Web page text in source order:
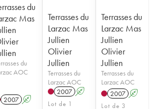
du
Mas
du
AOC
2007 A
Terrasses du
Larzac Mas
Jullien
Olivier
Jullien
Terrasses du
Larzac AOC
2007 A
Lot de 1
Terrasses du
Larzac Mas
Jullien
Olivier
Jullien
Terrasses du
Larzac AOC
2007 A
Lot de 3